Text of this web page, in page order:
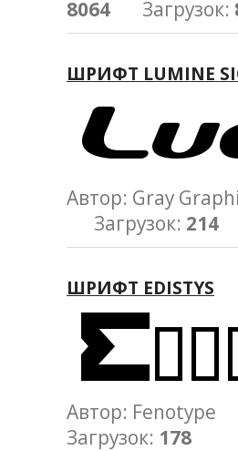
8064 Загрузок:
ШРИФТ LUMINE
Автор: Gray
Загрузок: 214
ШРИФТ EDISTYS
Автор:
Загрузок: 178